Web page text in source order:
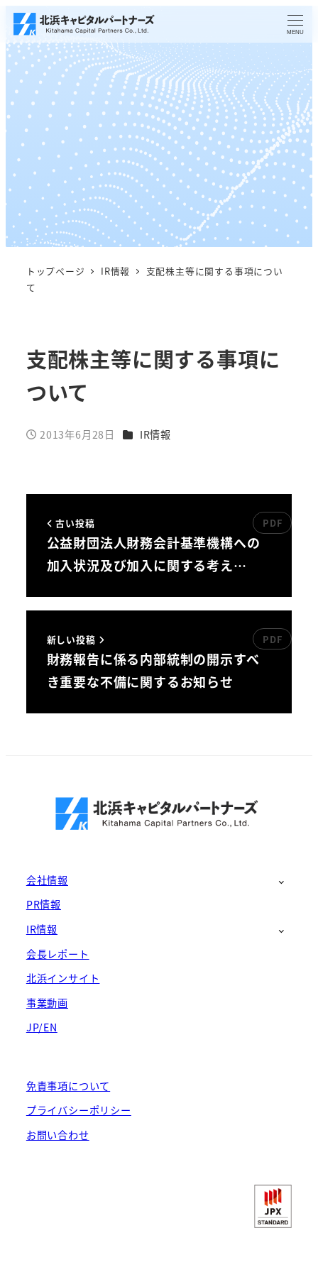
メ
イ
ン
コ
ン
テ
ン
へ
移
MENU
トップページ IR情報
支配株主等に関する事項につい
て
支配株主等に関する事項に
ついて
投稿日
2013年6月28日 カテゴリー
IR情報
古い投稿
公益財団法人財務会計基準機構への
加入状況及び加入に関する考え…
新しい投稿
財務報告に係る内部統制の開示すべ
き重要な不備に関するお知らせ
会社情報
PR情報
IR情報
会長レポート
北浜インサイト
事業動画
JP/EN
免責事項について
プライバシーポリシー
お問い合わせ